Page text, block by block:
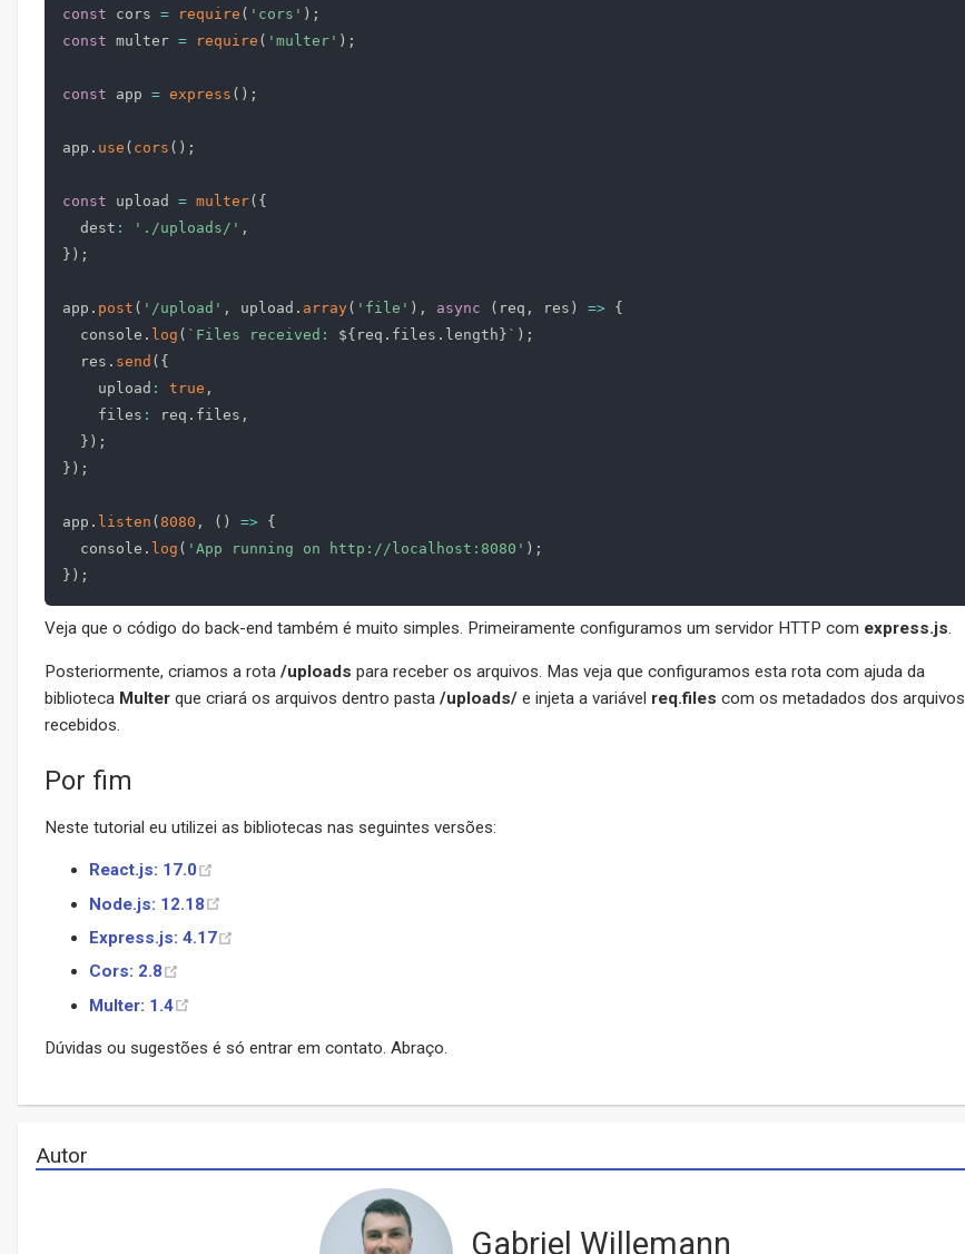
const cors = require ( 'cors' ) ;
const multer = require ( 'multer' ) ;
const app = express ( ) ;
app . use ( cors ( ) ;
const upload = multer( {
  dest
: './uploads/' ,
} ) ;
app . post ( '/upload' , upload . array( 'file' ) , async ( req , res ) =>
{
  console
. log ( ` Files received: ${ req . files . length } ` ) ;
  res
. send ( {
    upload
: true ,
    files
: req . files ,
} ) ;
} ) ;
app . listen ( 8080 , ( ) =>
{
  console
. log ( 'App running on http://localhost:8080' ) ;
} ) ;
Veja que o código do back-end também é muito simples. Primeiramente configuramos um servidor HTTP com express.js.
Posteriormente, criamos a rota /uploads para receber os arquivos. Mas veja que configuramos esta rota com ajuda da
biblioteca Multer que criará os arquivos dentro pasta /uploads/ e injeta a variável req.files com os metadados dos arquivos
recebidos.
Por fim
Neste tutorial eu utilizei as bibliotecas nas seguintes versões:
React.js: 17.0
Node.js: 12.18
Express.js: 4.17
Cors: 2.8
Multer: 1.4
Dúvidas ou sugestões é só entrar em contato. Abraço.
Autor
Gabriel Willemann